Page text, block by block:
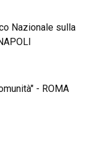
Nazionale sulla
- ROMA